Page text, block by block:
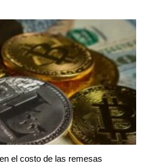
el costo de las remesas